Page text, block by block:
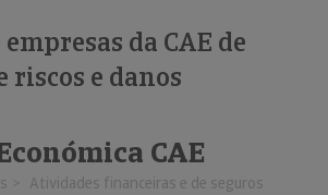
da CAE de
riscos e danos
CAE
Atividades financeiras e de seguros